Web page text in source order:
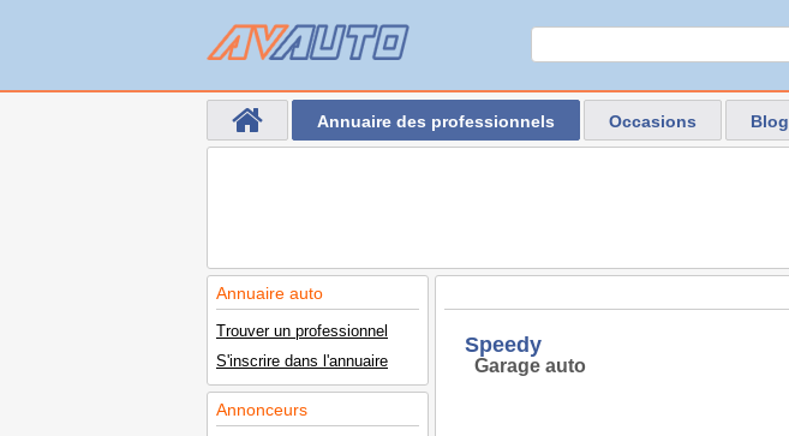
Annuaire des professionnels Occasions Blog
Annuaire auto
Trouver un professionnel
S'inscrire dans l'annuaire
Annonceurs
Speedy
Garage auto